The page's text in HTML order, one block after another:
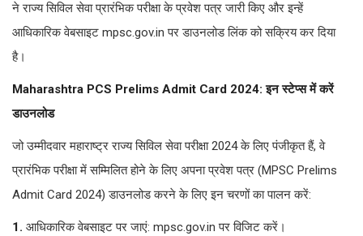
ने राज्य सिविल सेवा प्रारंभिक परीक्षा के प्रवेश पत्र जारी किए और इन्हें
आधिकारिक वेबसाइट mpsc.gov.in पर डाउनलोड लिंक को सक्रिय कर दिया
है।
Maharashtra PCS Prelims Admit Card 2024: इन स्टेप्स में करें
डाउनलोड
जो उम्मीदवार महाराष्ट्र राज्य सिविल सेवा परीक्षा 2024 के लिए पंजीकृत हैं, वे
प्रारंभिक परीक्षा में सम्मिलित होने के लिए अपना प्रवेश पत्र (MPSC Prelims
Admit Card 2024) डाउनलोड करने के लिए इन चरणों का पालन करें:
1. आधिकारिक वेबसाइट पर जाएं: mpsc.gov.in पर विजिट करें।